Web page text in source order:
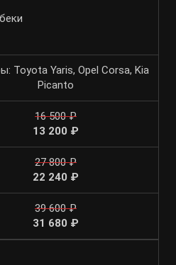
Toyota Yaris, Opel Corsa, Kia
Picanto
16 500 ₽
13 200 ₽
27 800 ₽
22 240 ₽
39 600 ₽
31 680 ₽